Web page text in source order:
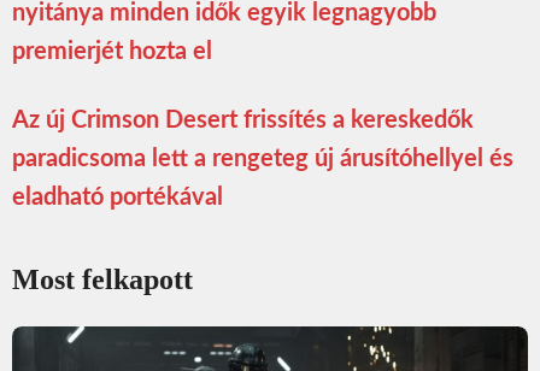
nyitánya minden idők egyik legnagyobb
premierjét hozta el
Az új Crimson Desert frissítés a kereskedők
paradicsoma lett a rengeteg új árusítóhellyel és
eladható portékával
Most felkapott